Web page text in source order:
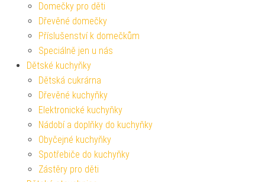
Domečky pro děti
Dřevěné domečky
Příslušenství k domečkům
Speciálně jen u nás
Dětské kuchyňky
Dětská cukrárna
Dřevěné kuchyňky
Elektronické kuchyňky
Nádobí a doplňky do kuchyňky
Obyčejné kuchyňky
Spotřebiče do kuchyňky
Zástěry pro děti